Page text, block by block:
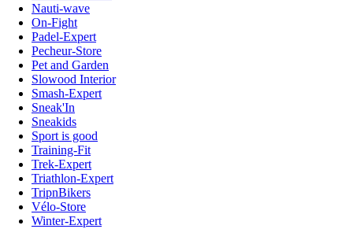
Nauti-wave
On-Fight
Padel-Expert
Pecheur-Store
Pet and Garden
Slowood Interior
Smash-Expert
Sneak'In
Sneakids
Sport is good
Training-Fit
Trek-Expert
Triathlon-Expert
TripnBikers
Vélo-Store
Winter-Expert